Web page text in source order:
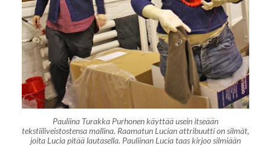
Pauliina Turakka Purhonen käyttää usein itseään
tekstiiliveistostensa mallina. Raamatun Lucian attribuutti on silmät,
joita Lucia pitää lautasella. Pauliinan Lucia taas kirjoo silmiään